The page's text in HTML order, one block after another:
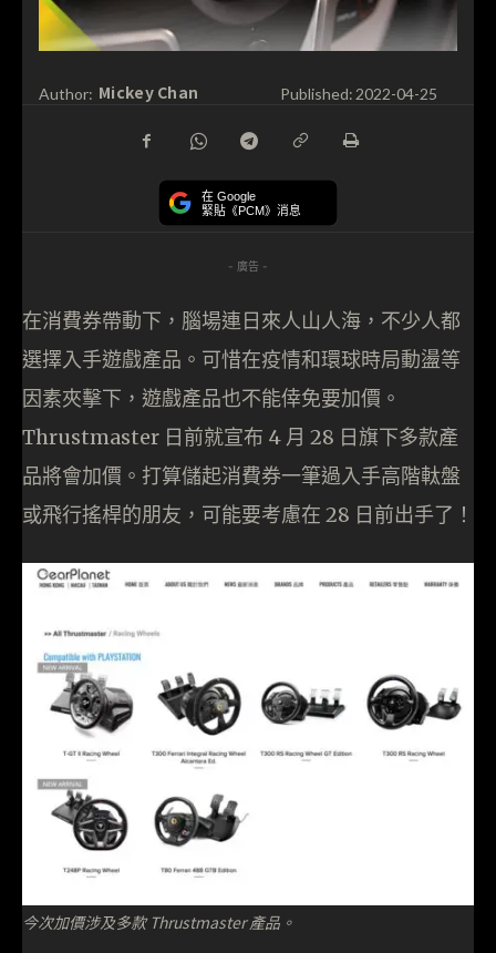
Author: Mickey Chan Published: 2022-04-25
在 Google
緊貼《PCM》消息
- 廣告 -
在消費券帶動下，腦場連日來人山人海，不少人都
選擇入手遊戲產品。可惜在疫情和環球時局動盪等
因素夾擊下，遊戲產品也不能倖免要加價。
Thrustmaster 日前就宣布 4 月 28 日旗下多款產
品將會加價。打算儲起消費券一筆過入手高階軚盤
或飛行搖桿的朋友，可能要考慮在 28 日前出手了！
今次加價涉及多款 Thrustmaster 產品。